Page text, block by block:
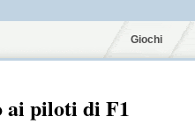
Giochi
ai piloti di F1